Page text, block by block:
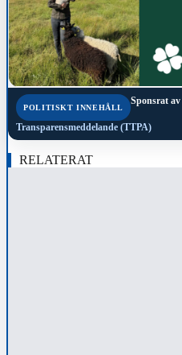
POLITISKT INNEHÅLL
Sponsrat av
Transparensmeddelande (TTPA)
RELATERAT